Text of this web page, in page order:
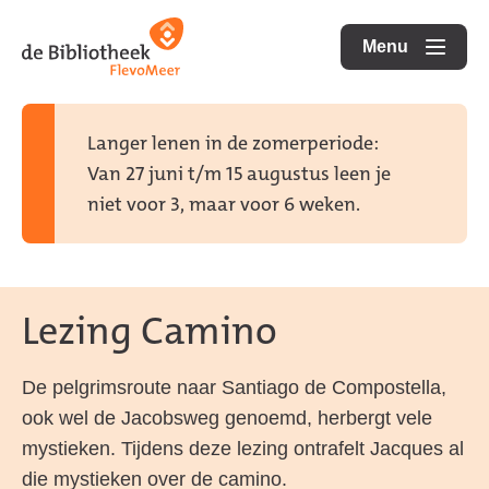
direct
direct
naar
Menu
openen
Langer lenen in de zomerperiode:
Van 27 juni t/m 15 augustus leen je
niet voor 3, maar voor 6 weken.
Lezing Camino
De pelgrimsroute naar Santiago de Compostella,
ook wel de Jacobsweg genoemd, herbergt vele
mystieken. Tijdens deze lezing ontrafelt Jacques al
die mystieken over de camino.